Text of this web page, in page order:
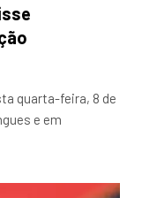
quarta-feira, 8 de
e em